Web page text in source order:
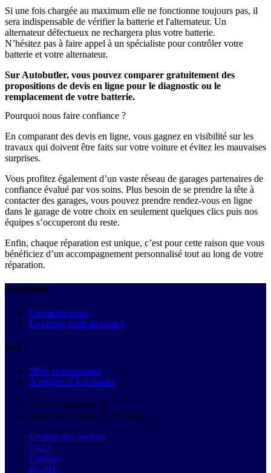
Si une fois chargée au maximum elle ne fonctionne toujours pas, il
sera indispensable de vérifier la batterie et l'alternateur. Un
alternateur défectueux ne rechargera plus votre batterie.
N’hésitez pas à faire appel à un spécialiste pour contrôler votre
batterie et votre alternateur.
Sur Autobutler, vous pouvez comparer gratuitement des
propositions de devis en ligne pour le diagnostic ou le
remplacement de votre batterie.
Pourquoi nous faire confiance ?
En comparant des devis en ligne, vous gagnez en visibilité sur les
travaux qui doivent être faits sur votre voiture et évitez les mauvaises
surprises.
Vous profitez également d’un vaste réseau de garages partenaires de
confiance évalué par vos soins. Plus besoin de se prendre la tête à
contacter des garages, vous pouvez prendre rendez-vous en ligne
dans le garage de votre choix en seulement quelques clics puis nos
équipes s’occuperont du reste.
Enfin, chaque réparation est unique, c’est pour cette raison que vous
bénéficiez d’un accompagnement personnalisé tout au long de votre
réparation.
Autobutler
Contactez-nous
La presse parle de nous !
Info
*Prix et économies
À propos d'Autobutler
© 2026 Autobutler.fr
18-26 rue Goubet, 75019 Paris
Gestion des cookies
CGU
Cookies
RGPD